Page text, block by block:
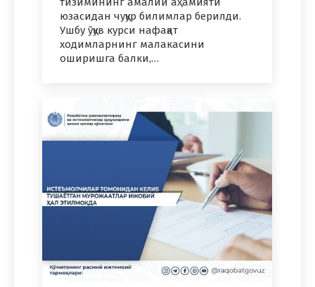
юзасидан чуқур билимлар берилди.
Ушбу ўқув курси нафақат
ходимларнинг малакасини
оширишга балки,…